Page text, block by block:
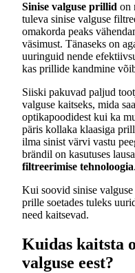
Sinise valguse prillid on
tuleva sinise valguse
omakorda peaks
väsimust. Tänaseks on
uuringuid nende
kas prillide kandmine
Siiski pakuvad paljud
valguse kaitseks, mida
optikapoodidest kui ka
päris kollaka klaasiga
ilma sinist värvi vastu
brändil on kasutuses
filtreerimise tehnoloogia.
Kui soovid sinise
prille soetades tuleks
need kaitsevad.
Kuidas kaitsta
valguse eest?